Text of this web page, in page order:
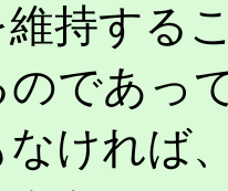
持する
のであっ
ければ